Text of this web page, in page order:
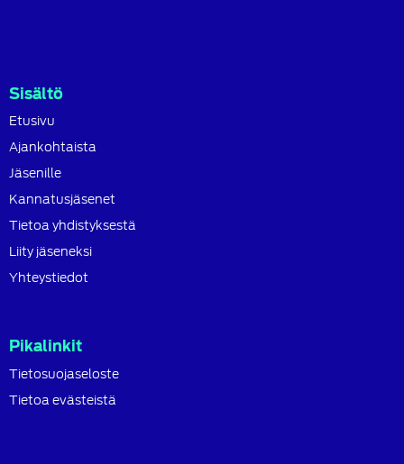
Sisältö
Etusivu
Ajankohtaista
Jäsenille
Kannatusjäsenet
Tietoa yhdistyksestä
Liity jäseneksi
Yhteystiedot
Pikalinkit
Tietosuojaseloste
Tietoa evästeistä